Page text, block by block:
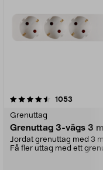
1053
Grenuttag
Grenuttag 3-vägs 3
Jordat grenuttag med 3
Få fler uttag med ett
4.5 av 5 stjärnor